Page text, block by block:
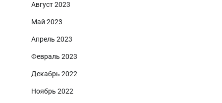
Август 2023
Май 2023
Апрель 2023
Февраль 2023
Декабрь 2022
Ноябрь 2022